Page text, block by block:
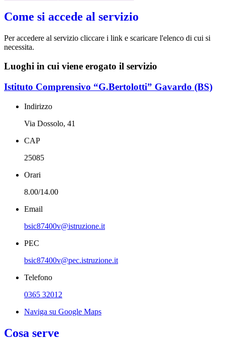
Come si accede al servizio
Per accedere al servizio cliccare i link e scaricare l'elenco di cui si
necessita.
Luoghi in cui viene erogato il servizio
Istituto Comprensivo “G.Bertolotti” Gavardo (BS)
Indirizzo
Via Dossolo, 41
CAP
25085
Orari
8.00/14.00
Email
bsic87400v@istruzione.it
PEC
bsic87400v@pec.istruzione.it
Telefono
0365 32012
Naviga su Google Maps
Cosa serve